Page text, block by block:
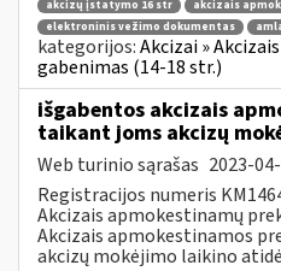
akcizų įstatymo 16 str
akcizais
elektroninis vežimo dokumentas
kategorijos:Akcizai »
gabenimas (14-18 str.)
išgabentos akcizais
taikant joms akcizų
Web turinio sąrašas 2023-
Registracijos numeris
Akcizais apmokestinamų
Akcizais apmokestinamos
akcizų mokėjimo laikino